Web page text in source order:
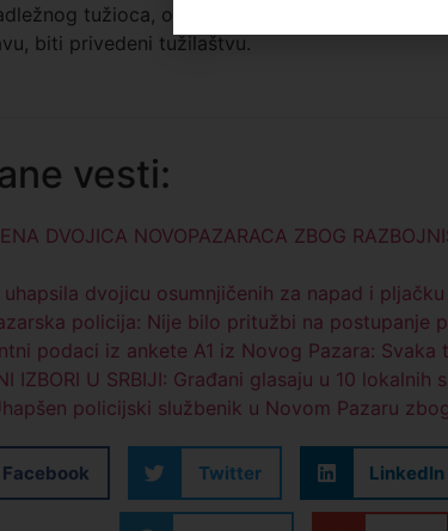
tužioca, osumnjičenima je određeno
biti privedeni tužilaštvu.
vesti:
DVOJICA NOVOPAZARACA ZBOG
uhapsila dvojicu osumnjičenih za napad i
policija: Nije bilo pritužbi na postupanje
podaci iz ankete A1 iz Novog Pazara:
IZBORI U SRBIJI: Građani glasaju u 10
policijski službenik u Novom Pazaru
Facebook Twitter LinkedIn